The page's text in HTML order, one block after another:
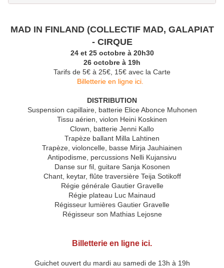
MAD IN FINLAND (COLLECTIF MAD, GALAPIAT
- CIRQUE
24 et 25 octobre à 20h30
26 octobre à 19h
Tarifs de 5€ à 25€, 15€ avec la Carte
Billetterie en ligne ici.
DISTRIBUTION
Suspension capillaire, batterie Elice Abonce Muhonen
Tissu aérien, violon Heini Koskinen
Clown, batterie Jenni Kallo
Trapèze ballant Milla Lahtinen
Trapèze, violoncelle, basse Mirja Jauhiainen
Antipodisme, percussions Nelli Kujansivu
Danse sur fil, guitare Sanja Kosonen
Chant, keytar, flûte traversière Teija Sotikoff
Régie générale Gautier Gravelle
Régie plateau Luc Mainaud
Régisseur lumières Gautier Gravelle
Régisseur son Mathias Lejosne
Billetterie en ligne ici.
Guichet ouvert du mardi au samedi de 13h à 19h